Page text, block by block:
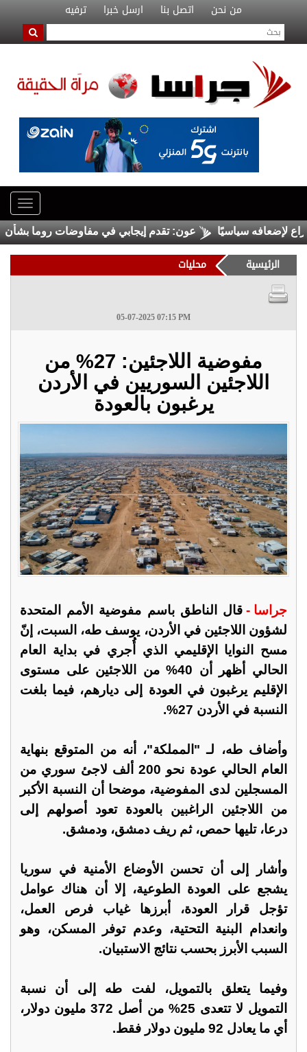
من نحن اتصل بنا ارسل خبرا ترفيه
سياسيًا عون: تقدم إيجابي في مفاوضات روما بشأن
الرئيسية محليات
05-07-2025 07:15 PM
مفوضية اللاجئين: 27% من
اللاجئين السوريين في الأردن
يرغبون بالعودة
جراسا - قال الناطق باسم مفوضية الأمم المتحدة
لشؤون اللاجئين في الأردن، يوسف طه، السبت، إنّ
مسح النوايا الإقليمي الذي أُجري في بداية العام
الحالي أظهر أن 40% من اللاجئين على مستوى
الإقليم يرغبون في العودة إلى ديارهم، فيما بلغت
النسبة في الأردن 27%.
وأضاف طه، لـ "المملكة"، أنه من المتوقع بنهاية
العام الحالي عودة نحو 200 ألف لاجئ سوري من
المسجلين لدى المفوضية، موضحا أن النسبة الأكبر
من اللاجئين الراغبين بالعودة تعود أصولهم إلى
درعا، تليها حمص، ثم ريف دمشق، ودمشق.
وأشار إلى أن تحسن الأوضاع الأمنية في سوريا
يشجع على العودة الطوعية، إلا أن هناك عوامل
تؤجل قرار العودة، أبرزها غياب فرص العمل،
وانعدام البنية التحتية، وعدم توفر المسكن، وهو
السبب الأبرز بحسب نتائج الاستبيان.
وفيما يتعلق بالتمويل، لفت طه إلى أن نسبة
التمويل لا تتعدى 25% من أصل 372 مليون دولار،
أي ما يعادل 92 مليون دولار فقط.